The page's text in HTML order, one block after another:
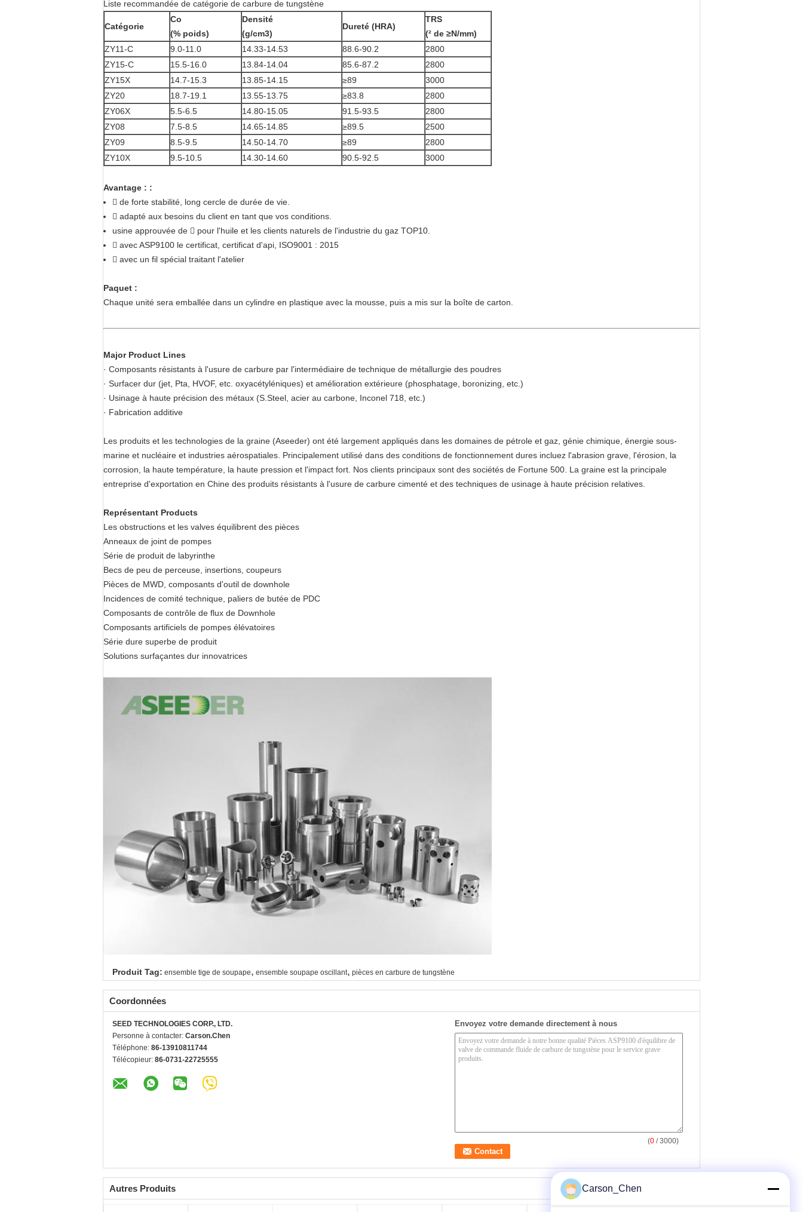
Liste recommandée de catégorie de carbure de tungstène
Catégorie
Co
(% poids)
Densité
(g/cm3)
Dureté (HRA)
TRS
(² de ≥N/mm)
ZY11-C
9.0-11.0 14.33-14.53 88.6-90.2
2800
ZY15-C
15.5-16.0 13.84-14.04 85.6-87.2
2800
ZY15X
14.7-15.3 13.85-14.15 ≥89
3000
ZY20
18.7-19.1 13.55-13.75 ≥83.8
2800
ZY06X
5.5-6.5 14.80-15.05 91.5-93.5
2800
ZY08
7.5-8.5 14.65-14.85 ≥89.5
2500
ZY09
8.5-9.5 14.50-14.70 ≥89
2800
ZY10X
9.5-10.5 14.30-14.60 90.5-92.5 3000
Avantage : :
 de forte stabilité, long cercle de durée de vie.
 adapté aux besoins du client en tant que vos conditions.
usine approuvée de  pour l'huile et les clients naturels de l'industrie du gaz TOP10.
 avec ASP9100 le certificat, certificat d'api, ISO9001 : 2015
 avec un fil spécial traitant l'atelier
Paquet :
Chaque unité sera emballée dans un cylindre en plastique avec la mousse, puis a mis sur la boîte de carton.
Major Product Lines
· Composants résistants à l'usure de carbure par l'intermédiaire de technique de métallurgie des poudres
· Surfacer dur (jet, Pta, HVOF, etc. oxyacétyléniques) et amélioration extérieure (phosphatage, boronizing, etc.)
· Usinage à haute précision des métaux (S.Steel, acier au carbone, Inconel 718, etc.)
· Fabrication additive
Les produits et les technologies de la graine (Aseeder) ont été largement appliqués dans les domaines de pétrole et gaz, génie chimique, énergie sous-
marine et nucléaire et industries aérospatiales. Principalement utilisé dans des conditions de fonctionnement dures incluez l'abrasion grave, l'érosion, la
corrosion, la haute température, la haute pression et l'impact fort. Nos clients principaux sont des sociétés de Fortune 500. La graine est la principale
entreprise d'exportation en Chine des produits résistants à l'usure de carbure cimenté et des techniques de usinage à haute précision relatives.
Représentant Products
Les obstructions et les valves équilibrent des pièces
Anneaux de joint de pompes
Série de produit de labyrinthe
Becs de peu de perceuse, insertions, coupeurs
Pièces de MWD, composants d'outil de downhole
Incidences de comité technique, paliers de butée de PDC
Composants de contrôle de flux de Downhole
Composants artificiels de pompes élévatoires
Série dure superbe de produit
Solutions surfaçantes dur innovatrices
Produit Tag: ensemble tige de soupape, ensemble soupape oscillant, pièces en carbure de tungstène
Coordonnées
SEED TECHNOLOGIES CORP., LTD.
Personne à contacter: Carson.Chen
Téléphone: 86-13910811744
Télécopieur: 86-0731-22725555
Envoyez votre demande directement à nous
(0 / 3000)
Autres Produits Carson_Chen